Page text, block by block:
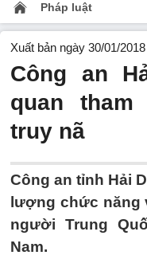
Pháp luật
Xuất bản ngày 30/01/
Công an
quan tham
truy nã
Công an tỉnh Hải
lượng chức năng
người Trung
Nam.